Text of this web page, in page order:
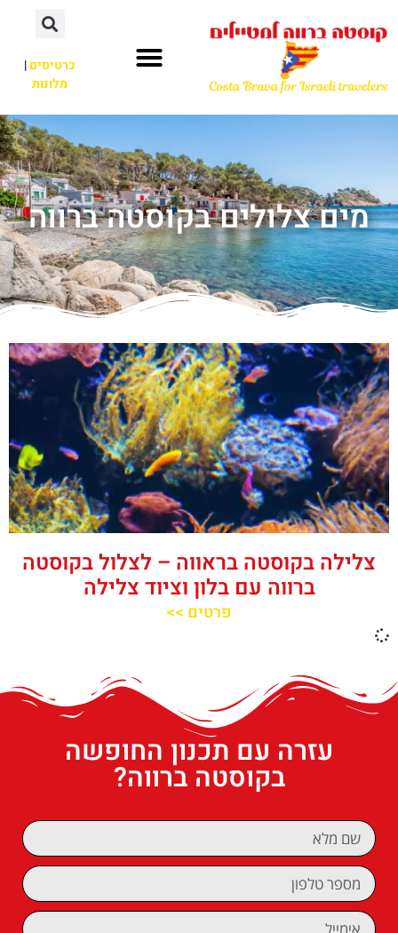
כרטיסים|
מלונות
מים צלולים בקוסטה ברווה
צלילה בקוסטה בראווה – לצלול בקוסטה
ברווה עם בלון וציוד צלילה
פרטים >>
עזרה עם תכנון החופשה
בקוסטה ברווה?